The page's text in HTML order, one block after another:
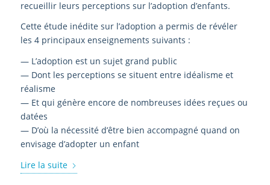
recueillir leurs perceptions sur l’adoption d’enfants.
Cette étude inédite sur l’adoption a permis de révéler
les 4 principaux enseignements suivants :
— L’adoption est un sujet grand public
— Dont les perceptions se situent entre idéalisme et
réalisme
— Et qui génère encore de nombreuses idées reçues ou
datées
— D’où la nécessité d’être bien accompagné quand on
envisage d’adopter un enfant
Lire la suite